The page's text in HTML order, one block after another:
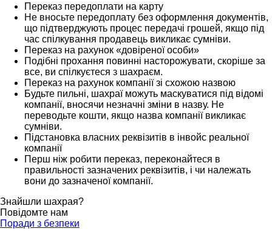
Переказ передоплати на карту
Не вносьте передоплату без оформлення документів,
що підтверджують процес передачі грошей, якщо під
час спілкування продавець викликає сумніви.
Переказ на рахунок «довіреної особи»
Подібні прохання повинні насторожувати, скоріше за
все, ви спілкуєтеся з шахраєм.
Переказ на рахунок компанії зі схожою назвою
Будьте пильні, шахраї можуть маскуватися під відомі
компанії, вносячи незначні зміни в назву. Не
переводьте кошти, якщо назва компанії викликає
сумніви.
Підстановка власних реквізитів в інвойс реальної
компанії
Перш ніж робити переказ, переконайтеся в
правильності зазначених реквізитів, і чи належать
вони до зазначеної компанії.
Знайшли шахрая?
Повідомте нам
Поради з безпеки